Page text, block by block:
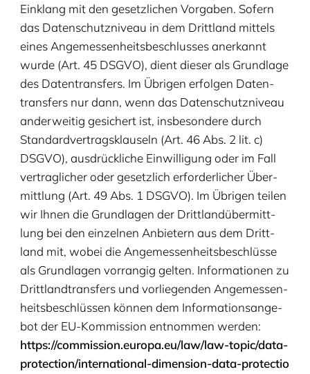
Ein­klang mit den gesetz­li­chen Vor­ga­ben. Sofern
das Daten­schutz­ni­veau in dem Dritt­land mit­tels
eines Ange­mes­sen­heits­be­schlus­ses aner­kannt
wur­de (Art. 45 DSGVO), dient die­ser als Grund­la­ge
des Daten­trans­fers. Im Übri­gen erfol­gen Daten­
trans­fers nur dann, wenn das Daten­schutz­ni­veau
ander­wei­tig gesi­chert ist, ins­be­son­de­re durch
Stan­dard­ver­trags­klau­seln (Art. 46Abs. 2 lit. c)
DSGVO), aus­drück­li­che Ein­wil­li­gung oder im Fall
ver­trag­li­cher oder gesetz­lich erfor­der­li­cher Über­
mitt­lung (Art. 49Abs. 1 DSGVO). Im Übri­gen tei­len
wir Ihnen die Grund­la­gen der Dritt­land­über­mitt­
lung bei den ein­zel­nen Anbie­tern aus dem Dritt­
land mit, wobei die Ange­mes­sen­heits­be­schlüs­se
als Grund­la­gen vor­ran­gig gel­ten. Infor­ma­tio­nen zu
Dritt­land­trans­fers und vor­lie­gen­den Ange­mes­sen­
heits­be­schlüs­sen kön­nen dem Infor­ma­ti­ons­an­ge­
bot der EU-Kom­mis­si­on ent­nom­men wer­den:
https://​com​mis​si​on​.euro​pa​.eu/​l​a​w​/​l​a​w​-​t​o​p​i​c​/​d​a​t​a​-​
p​r​o​t​e​c​t​i​o​n​/​i​n​t​e​r​n​a​t​i​o​n​a​l​-​d​i​m​e​n​s​i​o​n​-​d​a​t​a​-​p​r​o​t​e​c​t​i​o​